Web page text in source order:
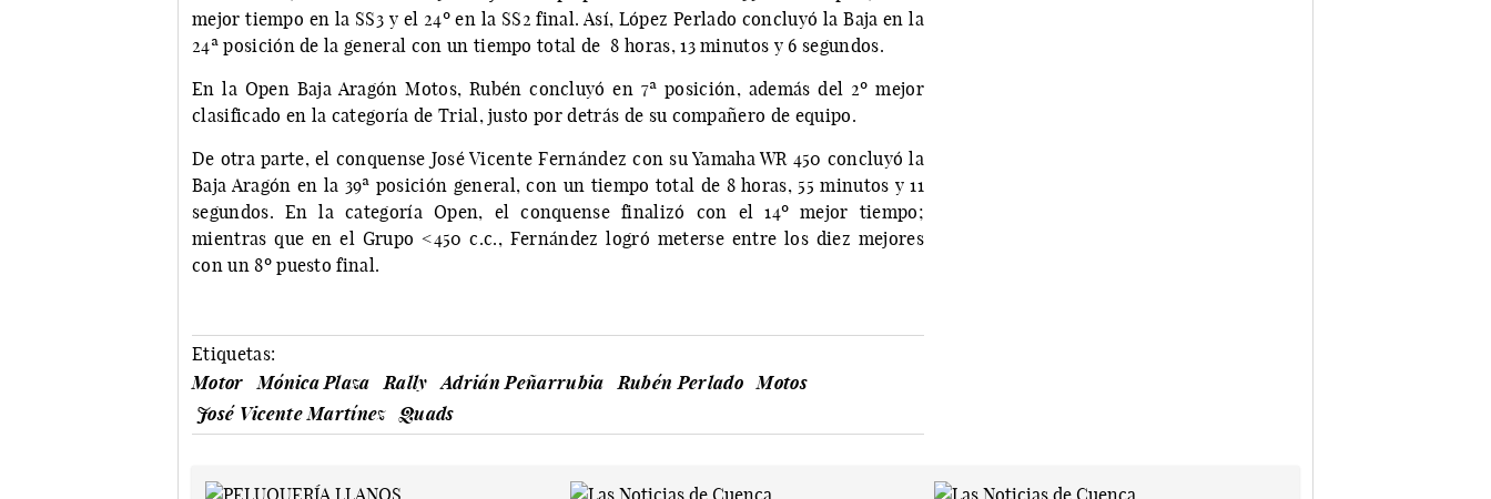
mejor tiempo en la SS3 y el 24º en la SS2 final. Así, López Perlado concluyó la Baja en la
24ª posición de la general con un tiempo total de 8 horas, 13 minutos y 6 segundos.
En la Open Baja Aragón Motos, Rubén concluyó en 7ª posición, además del 2º mejor
clasificado en la categoría de Trial, justo por detrás de su compañero de equipo.
De otra parte, el conquense José Vicente Fernández con su Yamaha WR 450 concluyó la
Baja Aragón en la 39ª posición general, con un tiempo total de 8 horas, 55 minutos y 11
segundos. En la categoría Open, el conquense finalizó con el 14º mejor tiempo;
mientras que en el Grupo <450 c.c., Fernández logró meterse entre los diez mejores
con un 8º puesto final.
Etiquetas:
Motor
Mónica Plaza Rally Adrián Peñarrubia Rubén Perlado
Motos
José Vicente Martínez
Quads